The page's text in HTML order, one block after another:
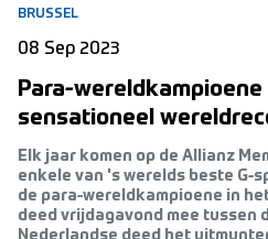
BRUSSEL
08 Sep 2023
Para-
sensationeel
Elk jaar komen op de Allianz
enkele van 's werelds beste G-
de para-wereldkampioene in
deed vrijdagavond mee tussen
Nederlandse deed het